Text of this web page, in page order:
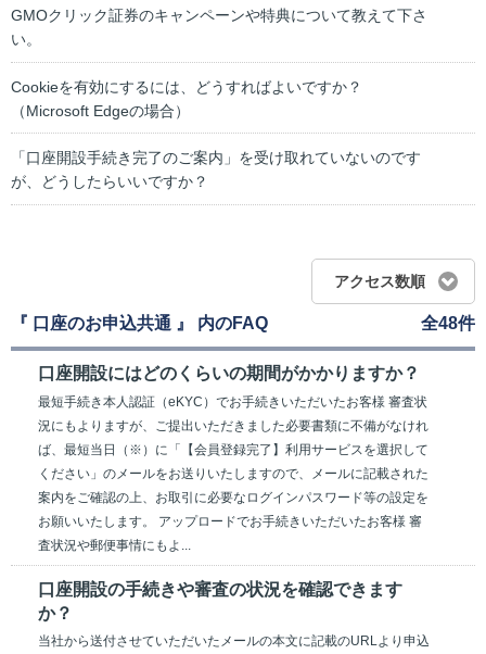
GMOクリック証券のキャンペーンや特典について教えて下さ
い。
Cookieを有効にするには、どうすればよいですか？
（Microsoft Edgeの場合）
「口座開設手続き完了のご案内」を受け取れていないのです
が、どうしたらいいですか？
アクセス数順
『 口座のお申込共通 』 内のFAQ 全48件
口座開設にはどのくらいの期間がかかりますか？
最短手続き本人認証（eKYC）でお手続きいただいたお客様 審査状
況にもよりますが、ご提出いただきました必要書類に不備がなけれ
ば、最短当日（※）に「【会員登録完了】利用サービスを選択して
ください」のメールをお送りいたしますので、メールに記載された
案内をご確認の上、お取引に必要なログインパスワード等の設定を
お願いいたします。 アップロードでお手続きいただいたお客様 審
査状況や郵便事情にもよ...
口座開設の手続きや審査の状況を確認できます
か？
当社から送付させていただいたメールの本文に記載のURLより申込